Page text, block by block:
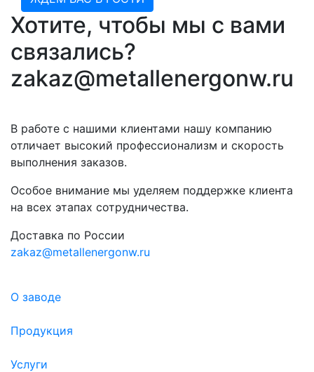
Хотите, чтобы мы с вами
связались?
zakaz@metallenergonw.ru
В работе с нашими клиентами нашу компанию
отличает высокий профессионализм и скорость
выполнения заказов.
Особое внимание мы уделяем поддержке клиента
на всех этапах сотрудничества.
Доставка по России
zakaz@metallenergonw.ru
О заводе
Продукция
Услуги